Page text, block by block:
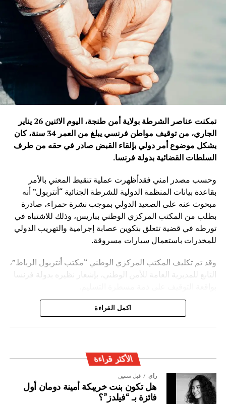
تمكنت عناصر الشرطة بولاية أمن طنجة، اليوم الاثنين 26 يناير
الجاري، من توقيف مواطن فرنسي يبلغ من العمر 34 سنة، كان
يشكل موضوع أمر دولي بإلقاء القبض صادر في حقه من طرف
السلطات القضائية بدولة فرنسا.
وحسب مصدر امني فقدأظهرت عملية تنقيط المعني بالأمر
بقاعدة بيانات المنظمة الدولية للشرطة الجنائية “أنتربول” أنه
مبحوث عنه على الصعيد الدولي بموجب نشرة حمراء، صادرة
بطلب من المكتب المركزي الوطني بباريس، وذلك للاشتباه في
تورطه في قضية تتعلق بتكوين عصابة إجرامية والتهريب الدولي
للمخدرات باستعمال سيارات مسروقة.
وقد تم تكليف المكتب المركزي الوطني “مكتب أنتربول الرباط”،
التابع للمديرية العامة للأمن الوطني، بإشعار نظيره بدولة فرنسا
ويأتي توقيف المشتبه به في سياق التزام المصالح الأمنية
اكمل القراءة
الأكثر قراءة
رأي قبل سنتين
هل تكون بنت خريبكة أمينة دومان أول
فائزة بـ “فيلدز”؟